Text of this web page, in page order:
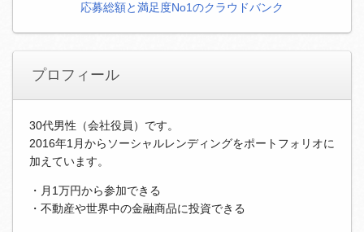
応募総額と満足度No1のクラウドバンク
プロフィール
30代男性（会社役員）です。
2016年1月からソーシャルレンディングをポートフォリオに
加えています。
・月1万円から参加できる
・不動産や世界中の金融商品に投資できる